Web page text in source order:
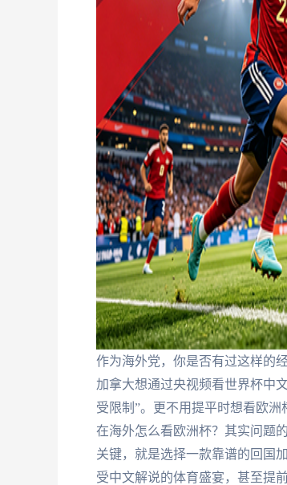
作为海外党，你是否有过这样的
加拿大想通过央视频看世界杯中
受限制”。更不用提平时想看欧
在海外怎么看欧洲杯？其实问题
关键，就是选择一款靠谱的回国
受中文解说的体育盛宴，甚至提